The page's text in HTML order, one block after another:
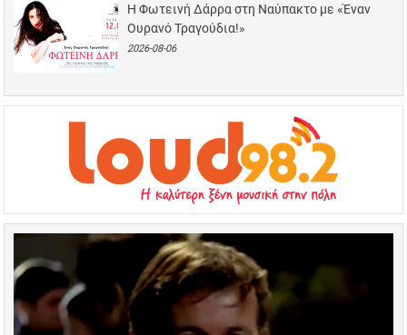
Η Φωτεινή Δάρρα στη Ναύπακτο με «Έναν
Ουρανό Τραγούδια!»
2026-08-06